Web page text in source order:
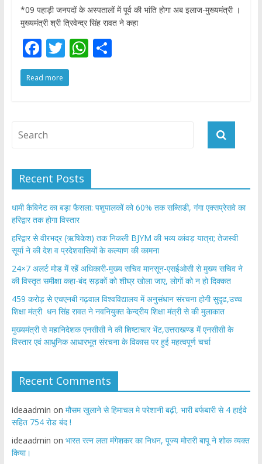
*09 पहाड़ी जनपदों के अस्पतालों में पूर्व की भांति होगा अब इलाज-मुख्यमंत्री ।
मुख्यमंत्री श्री त्रिवेन्द्र सिंह रावत ने कहा
F
ac
e
o
T
w
itt
W S
Read more
Recent Posts
​धामी कैबिनेट का बड़ा फैसला: पशुपालकों को 60% तक सब्सिडी, गंगा एक्सप्रेसवे का
हरिद्वार तक होगा विस्तार
​हरिद्वार से वीरभद्र (ऋषिकेश) तक निकली BJYM की भव्य कांवड़ यात्रा; तेजस्वी
सूर्या ने की देश व प्रदेशवासियों के कल्याण की कामना
24×7 अलर्ट मोड में रहें अधिकारी-मुख्य सचिव मानसून-एसईओसी से मुख्य सचिव ने
की विस्तृत समीक्षा कहा-बंद सड़कों को शीघ्र खोला जाए, लोगों को न हो दिक्कत
459 करोड़ से एचएनबी गढ़वाल विश्वविद्यालय में अनुसंधान संरचना होगी सुदृढ,उच्च
शिक्षा मंत्री धन सिंह रावत ने नवनियुक्त केन्द्रीय शिक्षा मंत्री से की मुलाकात
मुख्यमंत्री से महानिदेशक एनसीसी ने की शिष्टाचार भेंट,उत्तराखण्ड में एनसीसी के
विस्तार एवं आधुनिक आधारभूत संरचना के विकास पर हुई महत्वपूर्ण चर्चा
Recent Comments
ideaadmin on मौसम खुलाने से हिमाचल मे परेशानी बढ़ी, भारी बर्फबारी से 4 हाईवे
सहित 754 रोड बंद !
ideaadmin on भारत रत्न लता मंगेशकर का निधन, पूज्य मोरारी बापू ने शोक व्यक्त
किया।